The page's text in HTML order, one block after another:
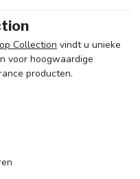
Collection vindt u unieke
voor hoogwaardige
producten.